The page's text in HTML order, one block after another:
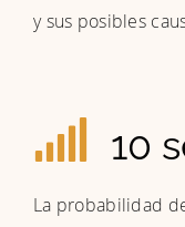
y sus posibles
10
La probabilidad